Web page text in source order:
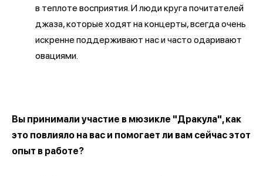
в теплоте восприятия. И люди круга почитателей
джаза, которые ходят на концерты, всегда очень
искренне поддерживают нас и часто одаривают
овациями.
Вы принимали участие в мюзикле "Дракула", как
это повлияло на вас и помогает ли вам сейчас этот
опыт в работе?